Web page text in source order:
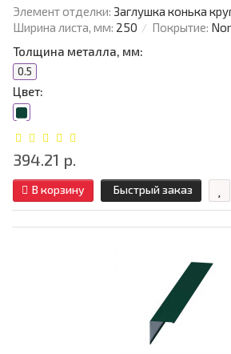
Элемент отделки: Заглушка конька
Ширина листа, мм: 250 Покрытие:
Толщина металла, мм:
0.5
Цвет:
394.21 р.
В корзину Быстрый заказ